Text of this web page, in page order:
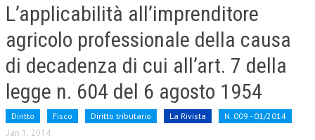
L’applicabilità all’imprenditore
agricolo professionale della causa
di decadenza di cui all’art. 7 della
legge n. 604 del 6 agosto 1954
Diritto Fisco Diritto tributario La Rivista N. 009 - 01/2014
Jan 1, 2014